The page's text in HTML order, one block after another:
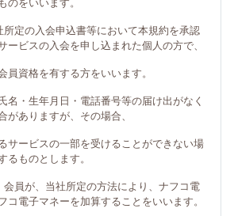
のをいいます。
所定の入会申込書等において本規約を承認
ービスの入会を申し込まれた個人の方で、
員資格を有する方をいいます。
名・生年月日・電話番号等の届け出がなく
がありますが、その場合、
サービスの一部を受けることができない場
るものとします。
会員が、当社所定の方法により、ナフコ電
コ電子マネーを加算することをいいます。